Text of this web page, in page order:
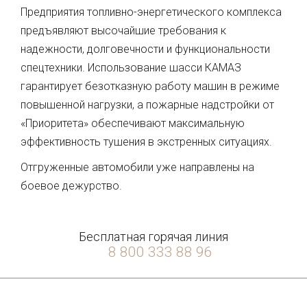
Предприятия топливно-энергетического комплекса
предъявляют высочайшие требования к
надежности, долговечности и функциональности
спецтехники. Использование шасси КАМАЗ
гарантирует безотказную работу машин в режиме
повышенной нагрузки, а пожарные надстройки от
«Приоритета» обеспечивают максимальную
эффективность тушения в экстренных ситуациях.
Отгруженные автомобили уже направлены на
боевое дежурство.
Бесплатная горячая линия
8 800 333 88 96